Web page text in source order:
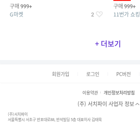
구매 999+
G마켓 2
구매 999+
11번가 쇼
+ 더보기
회원가입 로그인 PC버전
이용약관 개인정보처리방침
(주) 서치파이 사업자 정보
(주)서치파이
서울특별시 서초구 반포대로88, 반석빌딩 5층 대표이사 김태묵